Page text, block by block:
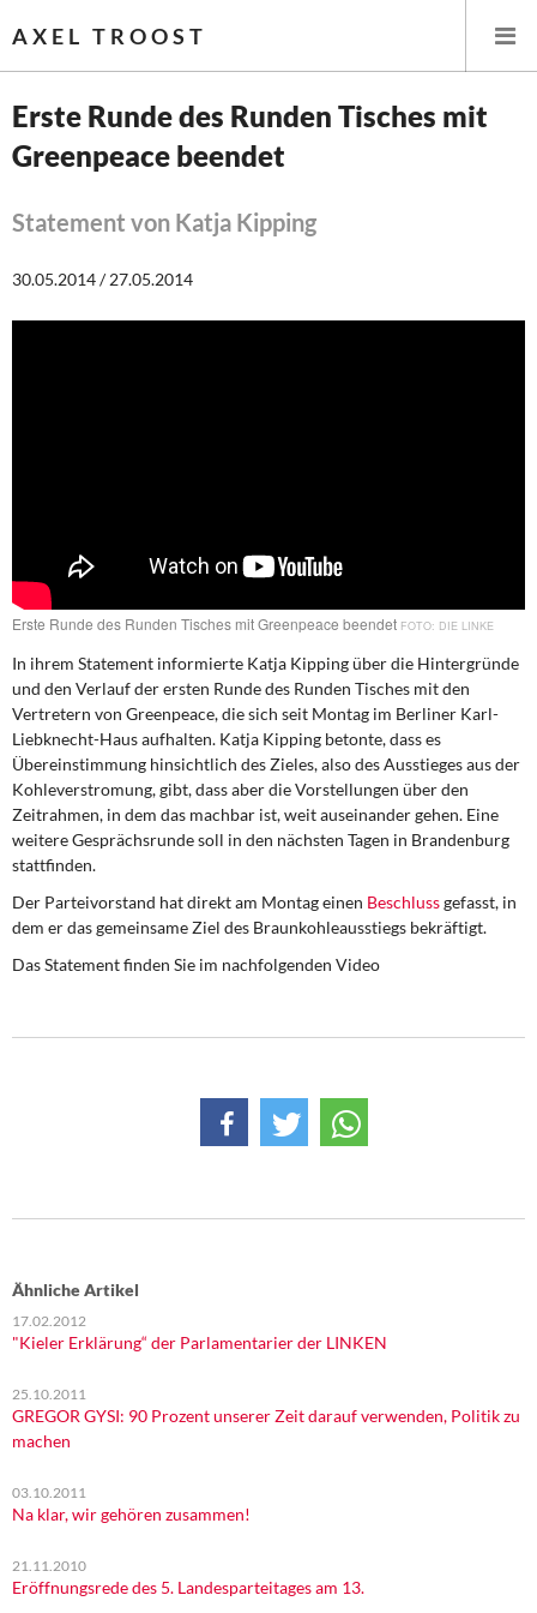
AXEL TROOST
Startseite
Themen
Leitlinien linker Wirtschafts- und Finanzpolitik
DIE LINKE
Weitere Themen
Memo-Gruppe
Institut Solidarische Moderne
Rosa-Luxemburg-Stiftung
Über mich
Kontakt
Erste Runde des Runden Tisches mit
Greenpeace beendet
Statement von Katja Kipping
30.05.2014 / 27.05.2014
Erste Runde des Runden Tisches mit Greenpeace beendet DIE LINKE
In ihrem Statement informierte Katja Kipping über die Hintergründe
und den Verlauf der ersten Runde des Runden Tisches mit den
Vertretern von Greenpeace, die sich seit Montag im Berliner Karl-
Liebknecht-Haus aufhalten. Katja Kipping betonte, dass es
Übereinstimmung hinsichtlich des Zieles, also des Ausstieges aus der
Kohleverstromung, gibt, dass aber die Vorstellungen über den
Zeitrahmen, in dem das machbar ist, weit auseinander gehen. Eine
weitere Gesprächsrunde soll in den nächsten Tagen in Brandenburg
stattfinden.
Der Parteivorstand hat direkt am Montag einen Beschlussgefasst, in
dem er das gemeinsame Ziel des Braunkohleausstiegs bekräftigt.
Das Statement finden Sie im nachfolgenden Video
Ähnliche Artikel
17.02.2012
"Kieler Erklärung“ der Parlamentarier der LINKEN
25.10.2011
GREGOR GYSI: 90 Prozent unserer Zeit darauf verwenden, Politik zu
machen
03.10.2011
Na klar, wir gehören zusammen!
21.11.2010
Eröffnungsrede des 5. Landesparteitages am 13.